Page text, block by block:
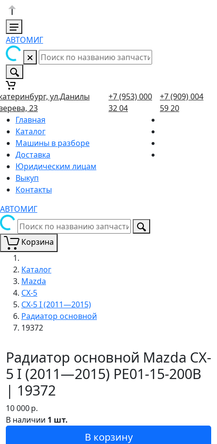
АВТОМИГ
ул.Данилы
23
+7 (953) 000
32 04
+7 (909) 004
59 20
Главная
Каталог
Машины в разборе
Доставка
Юридическим лицам
Выкуп
Контакты
АВТОМИГ
Корзина
Каталог
Mazda
CX-5
CX-5 I (2011—2015)
Радиатор основной
19372
Радиатор основной Mazda CX-
5 I (2011—2015) PE01-15-200B
| 19372
10 000р.
В наличии 1 шт.
В корзину